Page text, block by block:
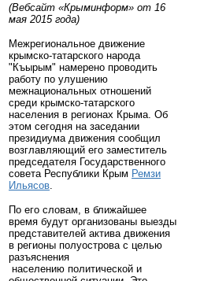
(Вебсайт «Крыминформ» от 16
мая 2015 года)
Межрегиональное движение
крымско-татарского народа
"Къырым" намерено проводить
работу по улушению
межнациональных отношений
среди крымско-татарского
населения в регионах Крыма. Об
этом сегодня на заседании
президиума движения сообщил
возглавляющий его заместитель
председателя Государственного
совета Республики Крым Ремзи
Ильясов
По его словам, в ближайшее
время будут организованы выезды
представителей актива движения
в регионы полуострова с целью
разъяснения
населению политической и